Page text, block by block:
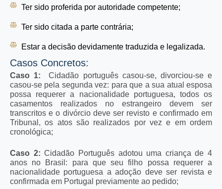
Ter sido proferida por autoridade competente;
Ter sido citada a parte contrária;
Estar a decisão devidamente traduzida e legalizada.
Casos Concretos:
Caso 1:
Cidadão português casou-se, divorciou-se e
casou-se pela segunda vez: para que a sua atual esposa
possa requerer a nacionalidade portuguesa, todos os
casamentos realizados no estrangeiro devem ser
transcritos e o divórcio deve ser revisto e confirmado em
Tribunal, os atos são realizados por vez e em ordem
cronológica;
Caso 2: Cidadão Português adotou uma criança de 4
anos no Brasil: para que seu filho possa requerer a
nacionalidade portuguesa a adoção deve ser revista e
confirmada em Portugal previamente ao pedido;